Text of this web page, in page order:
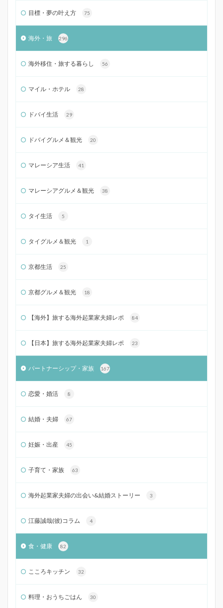
目標・夢の叶え方 75
海外・旅 296
海外移住・旅する暮らし 56
マイル・ホテル 28
ドバイ生活 29
ドバイグルメ＆観光 20
マレーシア生活 41
マレーシアグルメ＆観光 38
タイ生活 5
タイグルメ＆観光 1
京都生活 25
京都グルメ＆観光 18
【海外】旅する海外起業家夫婦レポ 84
【日本】旅する海外起業家夫婦レポ 23
パートナーシップ・家族 167
恋愛・婚活 8
結婚・夫婦 67
妊娠・出産 45
子育て・家族 63
海外起業家夫婦の出会い&結婚ストーリー 3
江藤誠哉(彼)コラム 4
食・健康 82
こころキッチン 32
料理・おうちごはん 30